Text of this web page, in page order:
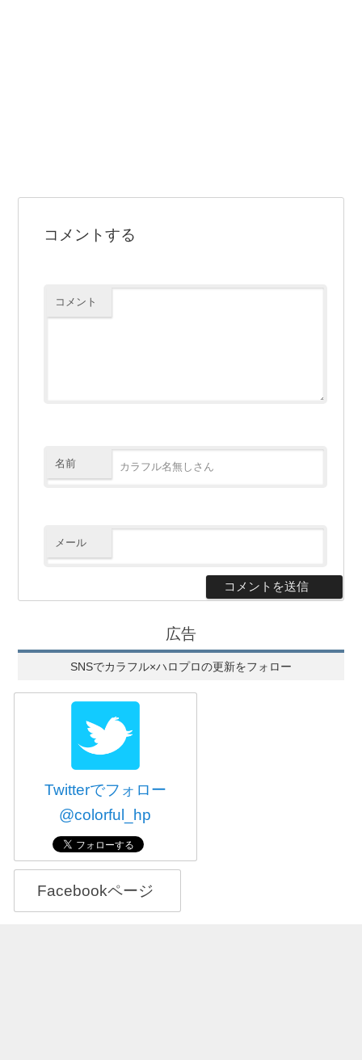
コメントする
コメント
名前
メール
広告
SNSでカラフル×ハロプロの更新をフォロー
Twitterでフォロー
@colorful_hp
Facebookページ